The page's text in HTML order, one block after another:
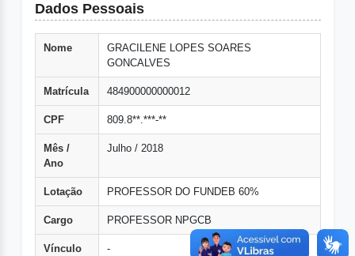
Dados Pessoais
Nome
GRACILENE LOPES SOARES
GONCALVES
Matrícula 484900000000012
CPF 809.8**.***-**
Mês /
Ano
Julho / 2018
Lotação PROFESSOR DO FUNDEB 60%
Cargo PROFESSOR NPGCB
Vínculo -